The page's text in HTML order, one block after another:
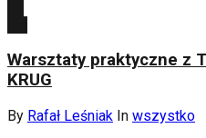
Warsztaty praktyczne z
KRUG
By Rafał Leśniak In wszystko